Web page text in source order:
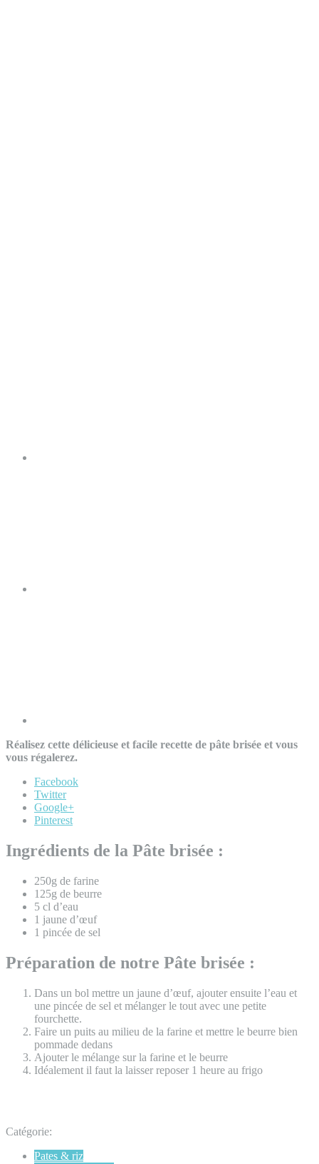
Réalisez cette délicieuse et facile recette de pâte brisée et vous
vous régalerez.
Facebook
Twitter
Google+
Pinterest
Ingrédients de la Pâte brisée :
250g de farine
125g de beurre
5 cl d’eau
1 jaune d’œuf
1 pincée de sel
Préparation de notre Pâte brisée :
Dans un bol mettre un jaune d’œuf, ajouter ensuite l’eau et
une pincée de sel et mélanger le tout avec une petite
fourchette.
Faire un puits au milieu de la farine et mettre le beurre bien
pommade dedans
Ajouter le mélange sur la farine et le beurre
Idéalement il faut la laisser reposer 1 heure au frigo
Catégorie:
Pates & riz